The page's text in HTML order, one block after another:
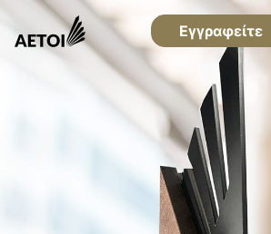
Εγγραφείτε